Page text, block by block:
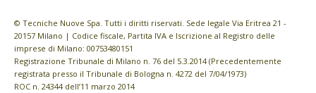
© Tecniche Nuove Spa. Tutti i diritti riservati. Sede legale Via Eritrea 21 -
20157 Milano | Codice fiscale, Partita IVA e Iscrizione al Registro delle
imprese di Milano: 00753480151
Registrazione Tribunale di Milano n. 76 del 5.3.2014 (Precedentemente
registrata presso il Tribunale di Bologna n. 4272 del 7/04/1973)
ROC n. 24344 dell’11 marzo 2014